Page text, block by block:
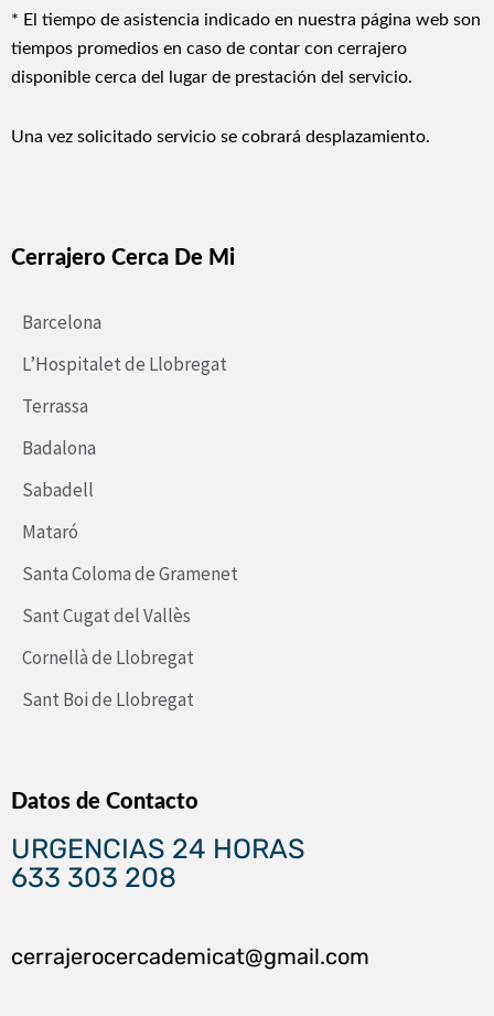
* El tiempo de asistencia indicado en nuestra página web son
tiempos promedios en caso de contar con cerrajero
disponible cerca del lugar de prestación del servicio.
Una vez solicitado servicio se cobrará desplazamiento.
Cerrajero Cerca De Mi
Barcelona
L’Hospitalet de Llobregat
Terrassa
Badalona
Sabadell
Mataró
Santa Coloma de Gramenet
Sant Cugat del Vallès
Cornellà de Llobregat
Sant Boi de Llobregat
Datos de Contacto
URGENCIAS 24 HORAS
633 303 208
cerrajerocercademicat@gmail.com